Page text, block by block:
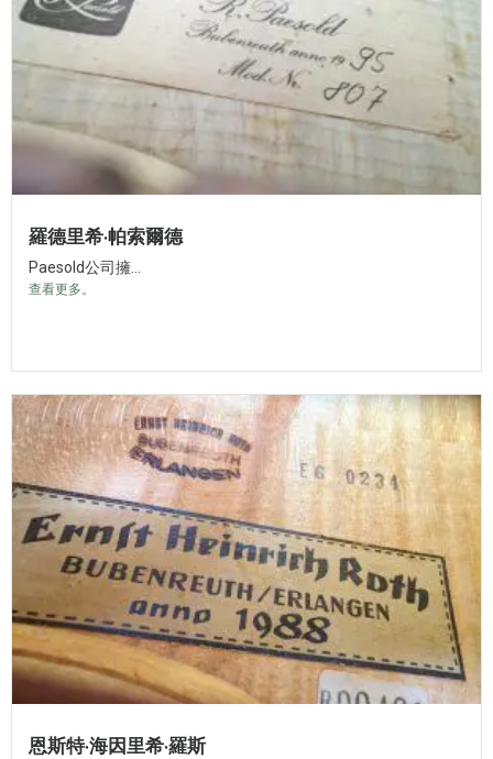
羅德里希·帕索爾德
Paesold公司擁...
查看更多。
恩斯特·海因里希·羅斯